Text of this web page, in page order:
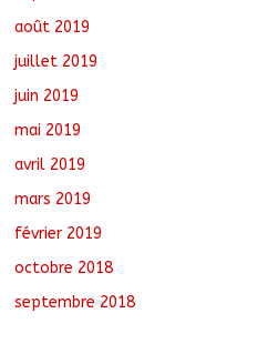
août 2019
juillet 2019
juin 2019
mai 2019
avril 2019
mars 2019
février 2019
octobre 2018
septembre 2018